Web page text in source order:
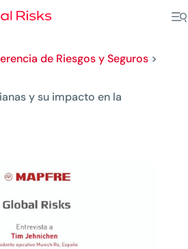
de Riesgos y Seguros>
y su impacto en la